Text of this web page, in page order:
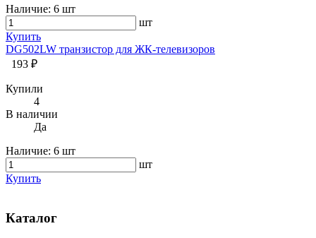
Наличие: 6 шт
шт
Купить
DG502LW транзистор для ЖК-телевизоров
193 ₽
Купили
4
В наличии
Да
Наличие: 6 шт
шт
Купить
Каталог